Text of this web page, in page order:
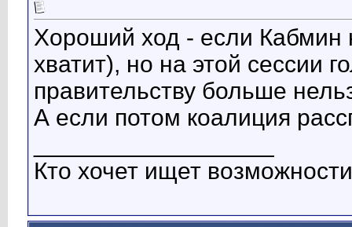
Хороший ход - если Кабмин
хватит), но на этой сессии
правительству больше
А если потом коалиция
Кто хочет ищет